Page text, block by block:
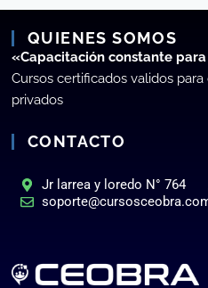
QUIENES SOMOS
«Capacitación constante
Cursos certificados validos
privados
CONTACTO
Jr larrea y loredo N° 764